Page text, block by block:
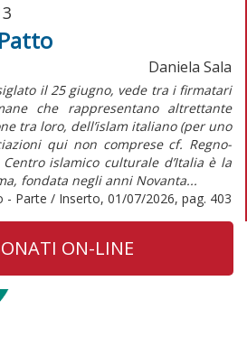
Daniela Sala
il 25 giugno, vede tra i firmatari
che rappresentano altrettante
tra loro, dell’islam italiano (per uno
qui non comprese cf. Regno-
islamico culturale d’Italia è la
fondata negli anni Novanta...
- Parte / Inserto, 01/07/2026, pag. 403
ON-LINE